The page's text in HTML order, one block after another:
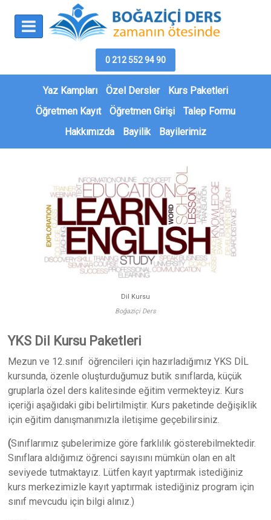
0 212 552 94 90
Yaz Kampları Özel Dersler
Kurs Paketleri
Öğretmen Kayıt
Öğretmen Girişi
Talep Formu
Hakkımızda
Bayilik Bayilerimiz
Dil Kursu
Boğaziçi Ders
YKS Dil Kursu Paketleri
Mezun ve 12.sınıf öğrencileri için hazırladığımız YKS DİL
kursunda, özenle oluşturduğumuz butik sınıflarda, küçük
gruplarla özel ders kalitesinde eğitim vermekteyiz. Kurs
içeriği aşağıdaki gibi belirtilmiştir. Kurs paketinde değişiklik
için eğitim danışmanımızla iletişime geçebilirsiniz.
(Sınıflarımız şubelerimize göre farklılık gösterebilmektedir.
Sınıflara aldığımız öğrenci sayısını mümkün olan en alt
seviyede tutmaktayız. Lütfen kayıt yaptırmak istediğiniz
kurs merkezimizle kayıt yaptırmak istediğiniz program için
sınıf mevcudu için bilgi alınız.)